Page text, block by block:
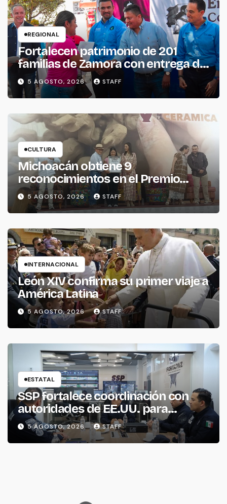
REGIONAL
Fortalecen patrimonio de 201
familias de Zamora con entrega de
escrituras
5 AGOSTO, 2026 STAFF
CULTURA
Michoacán obtiene 9
reconocimientos en el Premio
Nacional de la Cerámica
5 AGOSTO, 2026 STAFF
INTERNACIONAL
León XIV confirma su primer viaje a
América Latina
5 AGOSTO, 2026 STAFF
ESTATAL
SSP fortalece coordinación con
autoridades de EE.UU. para
reforzar seguridad en la región
aguacatera
5 AGOSTO, 2026 STAFF